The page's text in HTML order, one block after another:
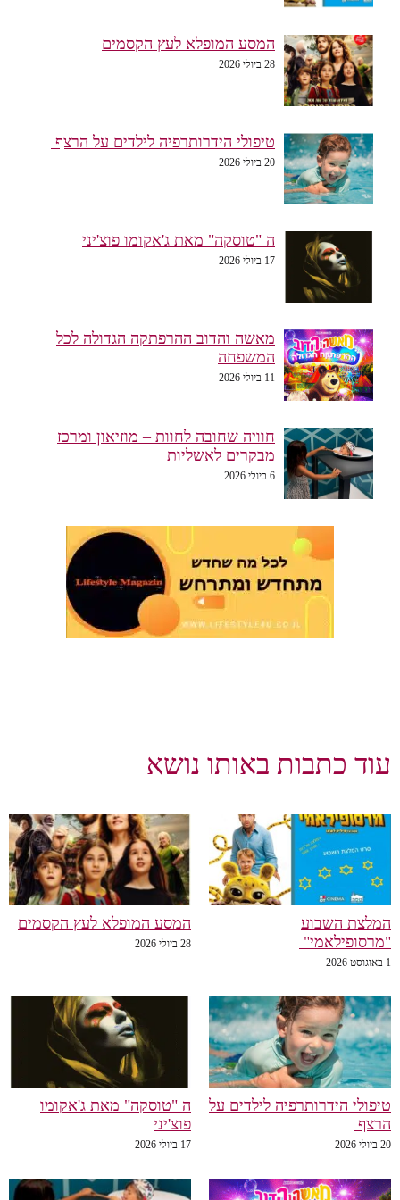
המסע המופלא לעץ הקסמים
28 ביולי 2026
טיפולי הידרותרפיה לילדים על הרצף
20 ביולי 2026
ה "טוסקה" מאת ג'אקומו פוצ'יני
מאשה והדוב ההרפתקה הגדולה לכל
המשפחה
11 ביולי 2026
חוויה שחובה לחוות – מוזיאון ומרכז
מבקרים לאשליות
6 ביולי 2026
כתבות באותו נושא
השבוע
המסע המופלא לעץ הקסמים
הידרותרפיה לילדים על
ה "טוסקה" מאת ג'אקומו
פוצ'יני